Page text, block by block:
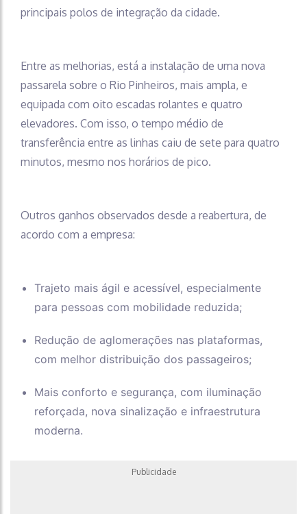
principais polos de integração da cidade.
Entre as melhorias, está a instalação de uma nova
passarela sobre o Rio Pinheiros, mais ampla, e
equipada com oito escadas rolantes e quatro
elevadores. Com isso, o tempo médio de
transferência entre as linhas caiu de sete para quatro
minutos, mesmo nos horários de pico.
Outros ganhos observados desde a reabertura, de
acordo com a empresa:
Trajeto mais ágil e acessível, especialmente
para pessoas com mobilidade reduzida;
Redução de aglomerações nas plataformas,
com melhor distribuição dos passageiros;
Mais conforto e segurança, com iluminação
reforçada, nova sinalização e infraestrutura
moderna.
Publicidade